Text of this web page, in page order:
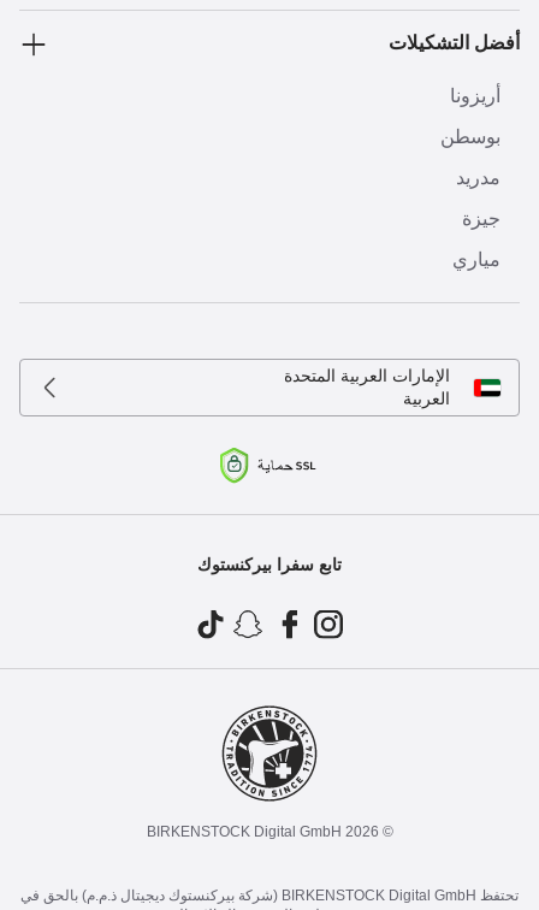
أفضل التشكيلات
أريزونا
بوسطن
مدريد
جيزة
مياري
الإمارات العربية المتحدة
العربية
تابع سفرا بيركنستوك
© 2026 BIRKENSTOCK Digital GmbH
تحتفظ BIRKENSTOCK Digital GmbH (شركة بيركنستوك ديجيتال ذ.م.م) بالحق في